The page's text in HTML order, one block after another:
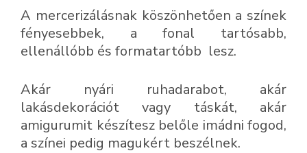
A mercerizálásnak köszönhetően a színek
fényesebbek, a fonal tartósabb,
ellenállóbb és formatartóbb lesz.
Akár nyári ruhadarabot, akár
lakásdekorációt vagy táskát, akár
amigurumit készítesz belőle imádni fogod,
a színei pedig magukért beszélnek.